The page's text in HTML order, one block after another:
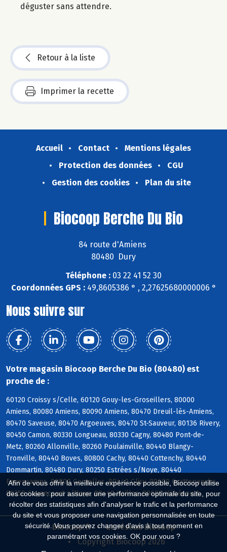
Afin de vous offrir la meilleure expérience possible, Biocoop utilise
des cookies : pour assurer une performance optimale du site, pour
récolter des statistiques afin d'analyser le trafic et la performance
du site et vous proposer une navigation personnalisée en toute
sécurité. Vous pouvez changer d'avis à tout moment en
paramétrant vos cookies. OK pour vous ?
déguster sans attendre.
Retour à la liste
Imprimer la recette
Accueil Contact
Mentions légales
Protection des données
CGU
Gestion des cookies
Plan du site
Biocoop Berche Du Bio
84 route d'Amiens
80480 Dury
Téléphone : 03 22 41 52 30
Coordonnées GPS :49,8605386 ° , 2,27625680000006 °
Nous suivre sur
Votre magasin Biocoop Berche Du Bio (80480) est
proche de :
60120 Croissy s/Celle, 60120 Gouy-les-Groseillers, 80000
Amiens, 80080 Amiens, 80090 Amiens, 80470 Dreuil-lès-Amiens,
80470 Saveuse, 80470 Argoeuves, 80470 St-Sauveur, 80136 Rivery,
80450 Camon, 80330 Longueau, 80330 Cagny, 80480 Pont-de-
Metz, 80260 Allonville, 80260 Poulainville, 80440 Blangy-
Tronville, 80440 Boves, 80800 Cachy, 80440 Cottenchy, 80440
Dommartin, 80480 Dury, 80250 Estrées s/Noye, 80440
Fouencamps, 80800 Gentelles, 80440 Glisy, 80680 Grattepanche,
80250 Guyencourt s/Noye, 80440 Hailles, 80680 Hébécourt
Biocoop.fr
Le réseau Biocoop
Copyright Biocoop 2026